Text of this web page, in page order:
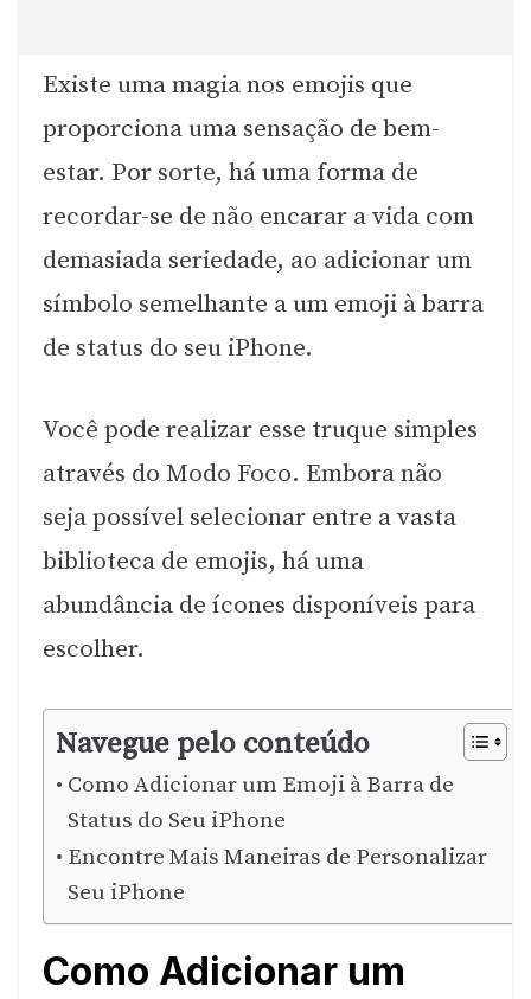
Existe uma magia nos emojis que
proporciona uma sensação de bem-
estar. Por sorte, há uma forma de
recordar-se de não encarar a vida com
demasiada seriedade, ao adicionar um
símbolo semelhante a um emoji à barra
de status do seu iPhone.
Você pode realizar esse truque simples
através do Modo Foco. Embora não
seja possível selecionar entre a vasta
biblioteca de emojis, há uma
abundância de ícones disponíveis para
escolher.
Navegue pelo conteúdo
Como Adicionar um Emoji à Barra de
Status do Seu iPhone
Encontre Mais Maneiras de Personalizar
Seu iPhone
Como Adicionar um